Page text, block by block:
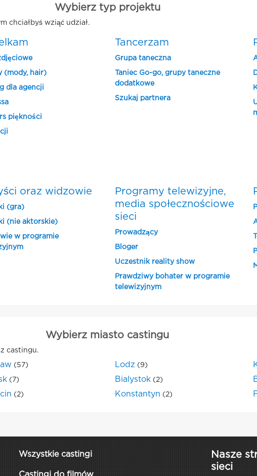
Wybierz typ projektu
chciałbyś wziąć udział.
(mody, hair)
dla agencji
piękności
Tancerzam
Grupa taneczna
Taniec Go-go, grupy taneczne
dodatkowe
Szukaj partnera
oraz widzowie
(gra)
(nie aktorskie)
w programie
Programy telewizyjne,
media społecznościowe
sieci
Prowadzący
Bloger
Uczestnik reality show
Prawdziwy bohater w programie
telewizyjnym
Wybierz miasto castingu
castingu.
(57) Lodz (9)
(7) Bialystok (2)
(2) Konstantyn (2)
Wszystkie castingi
Nasze
sieci